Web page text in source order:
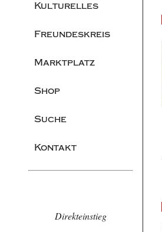
Kulturelles
Freundeskreis
Marktplatz
Shop
Suche
Kontakt
Direkteinstieg